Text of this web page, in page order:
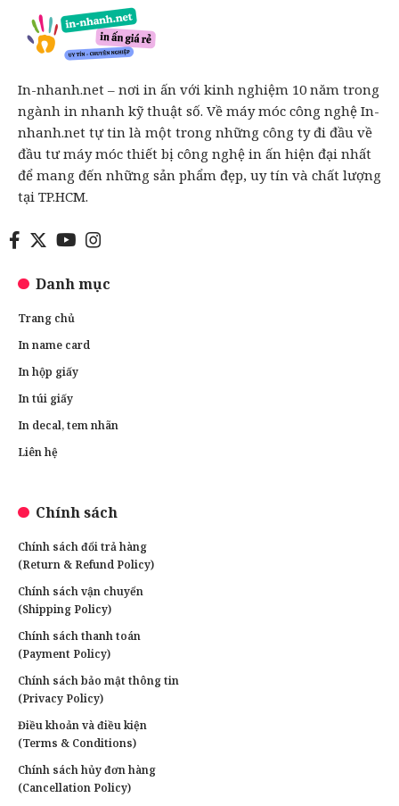
In-nhanh.net – nơi in ấn với kinh nghiệm 10 năm trong
ngành in nhanh kỹ thuật số. Về máy móc công nghệ In-
nhanh.net tự tin là một trong những công ty đi đầu về
đầu tư máy móc thiết bị công nghệ in ấn hiện đại nhất
để mang đến những sản phẩm đẹp, uy tín và chất lượng
tại TP.HCM.
Danh mục
Trang chủ
In name card
In hộp giấy
In túi giấy
In decal, tem nhãn
Liên hệ
Chính sách
Chính sách đổi trả hàng
(Return & Refund Policy)
Chính sách vận chuyển
(Shipping Policy)
Chính sách thanh toán
(Payment Policy)
Chính sách bảo mật thông tin
(Privacy Policy)
Điều khoản và điều kiện
(Terms & Conditions)
Chính sách hủy đơn hàng
(Cancellation Policy)